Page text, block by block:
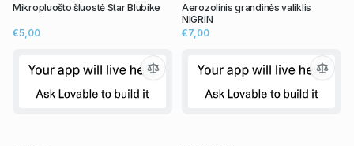
Mikropluošto šluostė Star Blubike
€5,00
Aerozolinis grandinės valiklis
NIGRIN
€7,00